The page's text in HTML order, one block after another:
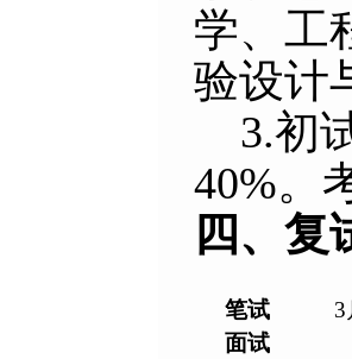
学、工
验设计
3.初
40%。
四、复
笔试 3
面试